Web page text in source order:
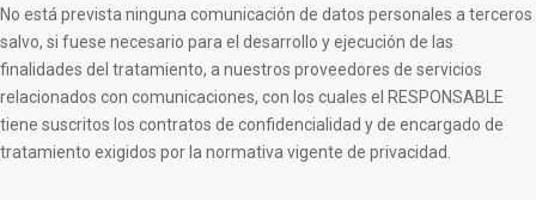
No está prevista ninguna comunicación de datos personales a terceros
salvo, si fuese necesario para el desarrollo y ejecución de las
finalidades del tratamiento, a nuestros proveedores de servicios
relacionados con comunicaciones, con los cuales el RESPONSABLE
tiene suscritos los contratos de confidencialidad y de encargado de
tratamiento exigidos por la normativa vigente de privacidad.